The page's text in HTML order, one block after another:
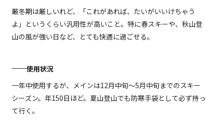
厳冬期は厳しいれど、「これがあれば、たいがいいけちゃう
よ」というくらい汎用性が高いこと。特に春スキーや、秋山登
山の風が強い日など、とても快適に過ごせる。
使用状況
一年中使用するが、メインは12月中旬〜5月中旬までのスキー
シーズン。年150日ほど。夏山登山でも防寒手袋として必ず持っ
て行く。